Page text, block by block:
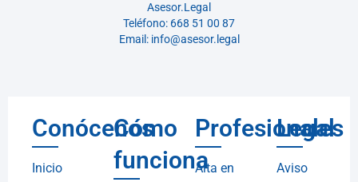
Asesor.Legal
Teléfono: 668 51 00 87
Email: info@asesor.legal
Conócenos
Inicio
Cómo
funciona
Profesionales
Alta en
Legal
Aviso